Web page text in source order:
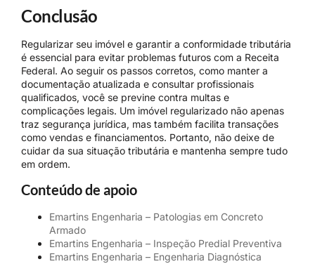
Conclusão
Regularizar seu imóvel e garantir a conformidade tributária
é essencial para evitar problemas futuros com a Receita
Federal. Ao seguir os passos corretos, como manter a
documentação atualizada e consultar profissionais
qualificados, você se previne contra multas e
complicações legais. Um imóvel regularizado não apenas
traz segurança jurídica, mas também facilita transações
como vendas e financiamentos. Portanto, não deixe de
cuidar da sua situação tributária e mantenha sempre tudo
em ordem.
Conteúdo de apoio
Emartins Engenharia – Patologias em Concreto
Armado
Emartins Engenharia – Inspeção Predial Preventiva
Emartins Engenharia – Engenharia Diagnóstica